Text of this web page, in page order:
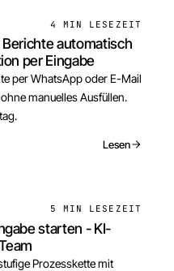
4 MIN LESEZEIT
automatisch
per Eingabe
per WhatsApp oder E-Mail
manuelles Ausfüllen.
Lesen
5 MIN LESEZEIT
starten - KI-
Prozesskette mit